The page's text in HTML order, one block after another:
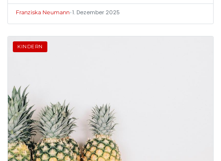
Franziska Neumann•1. Dezember 2025
KINDERN